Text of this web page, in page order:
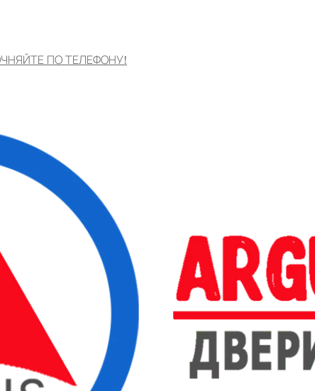
ПО ТЕЛЕФОНУ!